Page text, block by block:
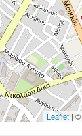
Leaflet| ©